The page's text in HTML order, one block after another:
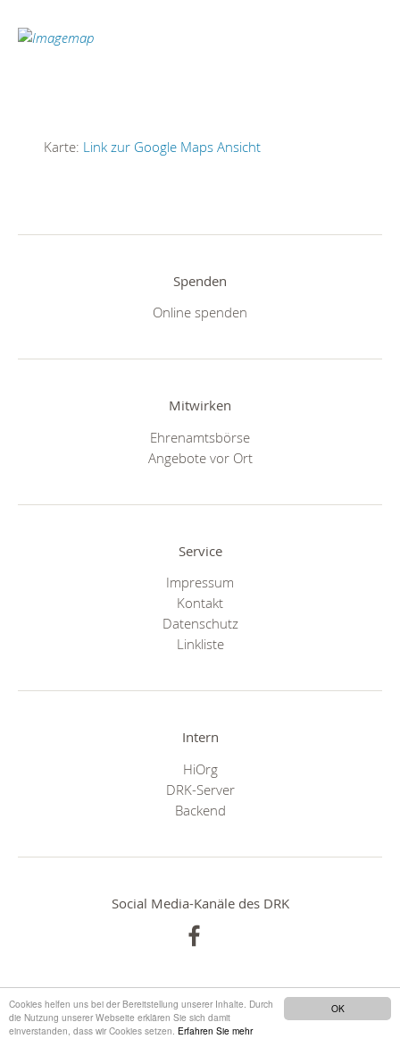
OK
Cookies helfen uns bei der Bereitstellung unserer Inhalte. Durch
die Nutzung unserer Webseite erklären Sie sich damit
einverstanden, dass wir Cookies setzen. Erfahren Sie mehr
Karte: Link zur Google Maps Ansicht
Spenden
Online spenden
Mitwirken
Ehrenamtsbörse
Angebote vor Ort
Service
Impressum
Kontakt
Datenschutz
Linkliste
Intern
HiOrg
DRK-Server
Backend
Social Media-Kanäle des DRK